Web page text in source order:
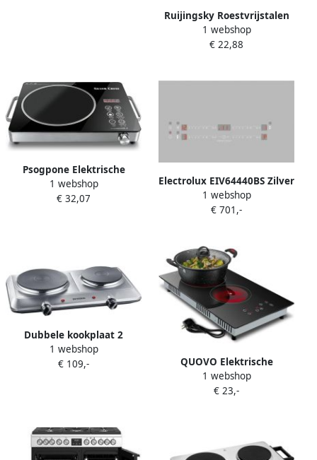
WOK-brander
Ruijingsky Roestvrijstalen
mokkapot – Maximale
breedte 9 7 cm maximale
Mokkapotten – Klassieke
achthoekige espressopot
1 webshop
€ 22,88
Psogpone Elektrische
kookplaat – 3500W –
Draagbaar – 1 brander met
1 webshop
€ 32,07
Electrolux EIV64440BS Zilver
Ingebouwd 60 cm
Inductiekookplaat zones 4
1 webshop
€ 701,-
Dubbele kookplaat 2
kookzones 1x 15 cm plaat
1x 18 cm plaat traploze
compact keukenapparaat
46 x 29 x 7 cm
1 webshop
€ 109,-
QUOVO Elektrische
Kookplaat 2 Pits Elektrische
Fornuis Elektrische
1 webshop
€ 23,-